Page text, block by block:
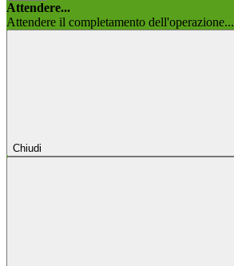
Attendere...
Attendere il completamento dell'operazione...
Chiudi